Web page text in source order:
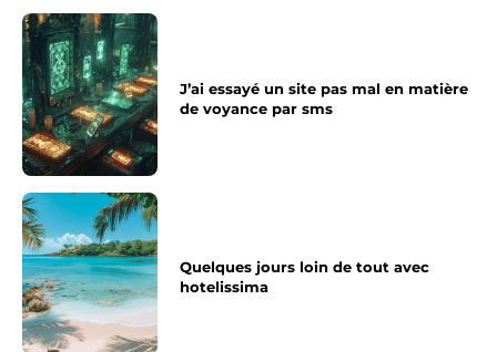
J’ai essayé un site pas mal en matière
de voyance par sms
Quelques jours loin de tout avec
hotelissima